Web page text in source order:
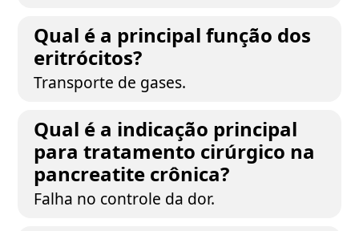
Qual é a principal função dos
eritrócitos?
Transporte de gases.
Qual é a indicação principal
para tratamento cirúrgico na
pancreatite crônica?
Falha no controle da dor.